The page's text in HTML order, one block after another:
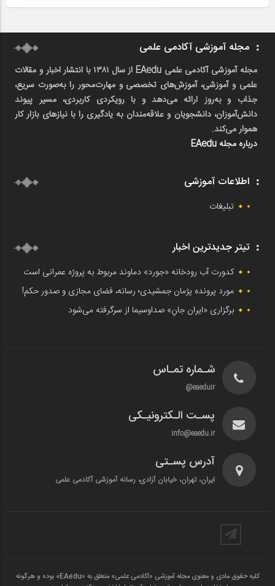
مجله آموزشی آکادمی علمی
مجله آموزشی آکادمی علمی EAedu از سال ۱۳۸۱ با انتشار اخبار و مقالات
علمی و آموزشی، آموزش‌های تخصصی و مهارت‌محور را به‌صورت سریع،
جذاب و به‌روز ارائه می‌دهد و با رویکردی کاربردی، مسیر پیوند
دانش‌آموزان، دانشجویان و علاقه‌مندان به یادگیری را با نیازهای بازار کار
هموار می‌کند.
درباره مجله EAedu
اطلاعات آموزشی
تبلیغات
تیتر جدیدترین اخبار
کدورت آب رودخانه «جورد» دماوند مربوط به پروژه عمرانی است
مورد پرونده پژمان جمشیدی؛ رسانه، فضای مجازی و صدور حکم!
برگزاری «ایران جانِ» صداوسیما از سرگرفته می‌شود
شـماره تمـاس
eaeduir@
پسـت الـکترونیـکی
info@eaedu.ir
آدرس پسـتی
ایران، تهران، خیابان آزادی، رسانه آموزشی آکادمی علمی
کلیه حقوق مادی و معنوی مجله آموزشی «آکادمی علمی» متعلق به «EAedu» بوده و هرگونه